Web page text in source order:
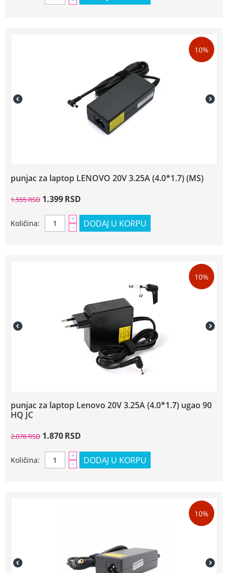
10%
punjac za laptop LENOVO 20V 3.25A (4.0*1.7) (MS)
1.555RSD 1.399RSD
Količina: +
− DODAJ U KORPU
10%
punjac za laptop Lenovo 20V 3.25A (4.0*1.7) ugao 90
HQ JC
2.078RSD 1.870RSD
Količina: +
− DODAJ U KORPU
10%